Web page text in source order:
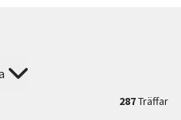
287Träffar